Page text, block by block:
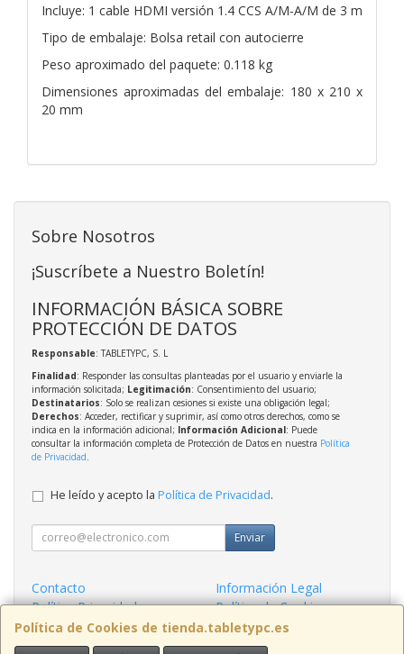
Incluye: 1 cable HDMI versión 1.4 CCS A/M-A/M de 3 m
Tipo de embalaje: Bolsa retail con autocierre
Peso aproximado del paquete: 0.118 kg
Dimensiones aproximadas del embalaje: 180 x 210 x
20 mm
Política de Cookies de tienda.tabletypc.es
Sobre Nosotros
¡Suscríbete a Nuestro Boletín!
INFORMACIÓN BÁSICA SOBRE
PROTECCIÓN DE DATOS
Responsable: TABLETYPC, S. L
Finalidad: Responder las consultas planteadas por el usuario y enviarle la
información solicitada; Legitimación: Consentimiento del usuario;
Destinatarios: Solo se realizan cesiones si existe una obligación legal;
Derechos: Acceder, rectificar y suprimir, así como otros derechos, como se
indica en la información adicional; Información Adicional: Puede
consultar la información completa de Protección de Datos en nuestra Política
de Privacidad
He leído y acepto la Política de Privacidad.
Enviar
Contacto
Información Legal
Política Privacidad
Política de Cookies
Condiciones de Compra
Formas de Pago